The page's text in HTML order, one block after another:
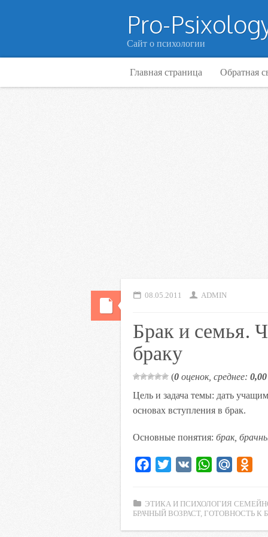
Pro-
Сайт о психологии
Главная страница Обратная
08.05.2011 ADMIN
Брак и семья.
браку
(0 оценок, среднее: 0,00
Цель и задача темы: дать
основах вступления в брак.
Основные понятия: брак,
e
t
W
t
l
o
ЭТИКА И ПСИХОЛОГИЯ
БРАЧНЫЙ ВОЗРАСТ, ГОТОВНОСТЬ К